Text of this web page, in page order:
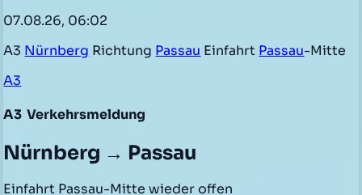
07.08.26, 06:02
A3 Nürnberg Richtung Passau Einfahrt Passau-Mitte
A3
A3 Verkehrsmeldung
Nürnberg → Passau
Einfahrt Passau-Mitte wieder offen